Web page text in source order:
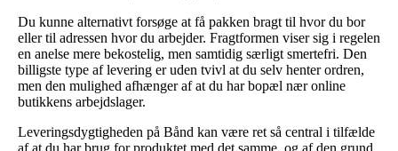
Du kunne alternativt forsøge at få pakken bragt til hvor du bor
eller til adressen hvor du arbejder. Fragtformen viser sig i regelen
en anelse mere bekostelig, men samtidig særligt smertefri. Den
billigste type af levering er uden tvivl at du selv henter ordren,
men den mulighed afhænger af at du har bopæl nær online
butikkens arbejdslager.
Leveringsdygtigheden på Bånd kan være ret så central i tilfælde
af at du har brug for produktet med det samme, og af den grund